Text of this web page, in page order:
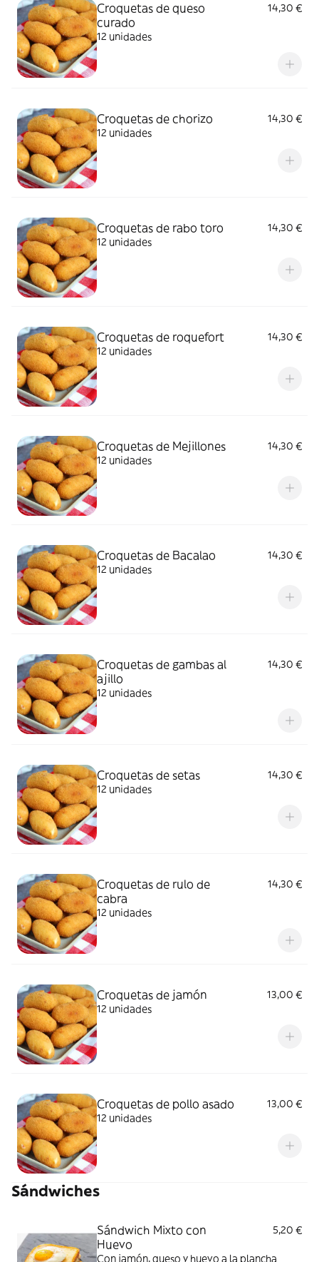
Croquetas de queso
curado
14,30 €
12 unidades
Croquetas de chorizo
14,30 €
12 unidades
Croquetas de rabo toro
14,30 €
12 unidades
Croquetas de roquefort
14,30 €
12 unidades
Croquetas de Mejillones
14,30 €
12 unidades
Croquetas de Bacalao
14,30 €
12 unidades
Croquetas de gambas al
ajillo
14,30 €
12 unidades
Croquetas de setas
14,30 €
12 unidades
Croquetas de rulo de
cabra
14,30 €
12 unidades
Croquetas de jamón
13,00 €
12 unidades
Croquetas de pollo asado
13,00 €
12 unidades
Sándwiches
Sándwich Mixto con
Huevo
5,20 €
Con jamón, queso y huevo a la plancha